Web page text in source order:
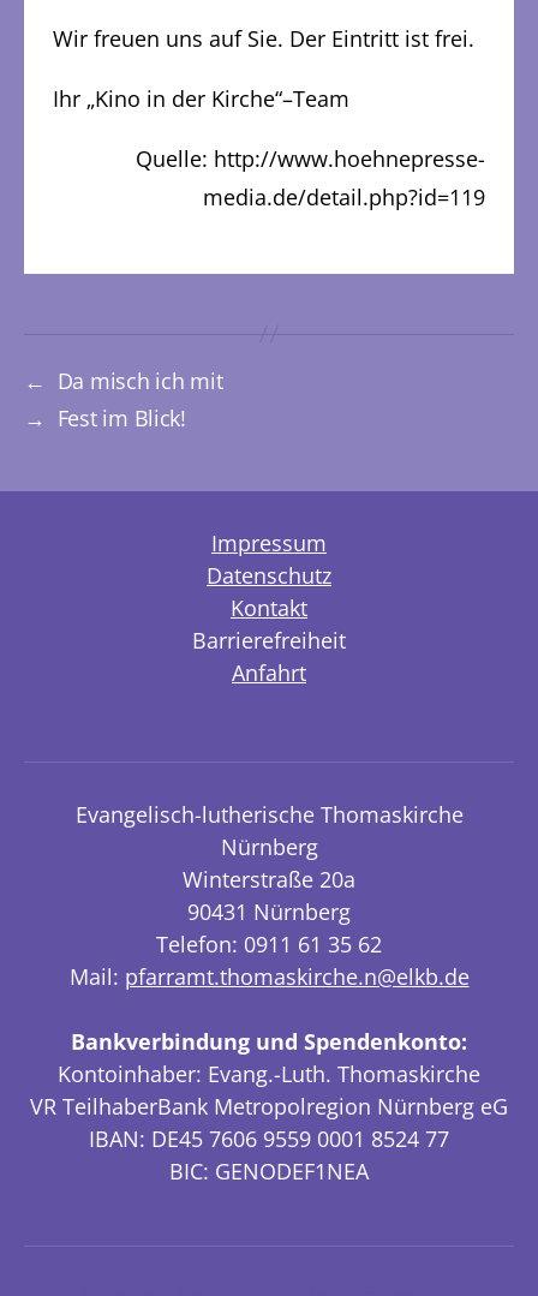
Wir freuen uns auf Sie. Der Eintritt ist frei.
Ihr „Kino in der Kirche“–Team
Quelle: http://www.hoehnepresse-
media.de/detail.php?id=119
← Da misch ich mit
→
Fest im Blick!
Impressum
Datenschutz
Kontakt
Barrierefreiheit
Anfahrt
Evangelisch-lutherische Thomaskirche
Nürnberg
Winterstraße 20a
90431 Nürnberg
Telefon: 0911 61 35 62
Mail: pfarramt.thomaskirche.n@elkb.de
Bankverbindung und Spendenkonto:
Kontoinhaber: Evang.-Luth. Thomaskirche
VR TeilhaberBank Metropolregion Nürnberg eG
IBAN: DE45 7606 9559 0001 8524 77
BIC: GENODEF1NEA